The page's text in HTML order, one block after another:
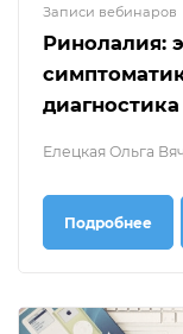
Записи вебинаров
Ринолалия:
диагностика
Елецкая Ольга
Подробнее